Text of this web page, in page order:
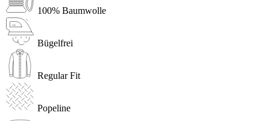
100% Baumwolle
Bügelfrei
Regular Fit
Popeline